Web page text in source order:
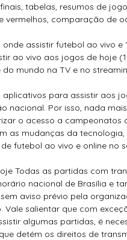
tabelas, resumos de
vermelhos, comparação de
assistir futebol ao vivo e
ao vivo aos jogos de hoje
do mundo na TV e no
aplicativos para assistir aos
nacional. Por isso, nada
o acesso a campeonatos
as mudanças da
futebol ao vivo e online no
Todas as partidas com
nacional de Brasília e
aviso prévio pela
Vale salientar que com
algumas partidas, é
detém os direitos de